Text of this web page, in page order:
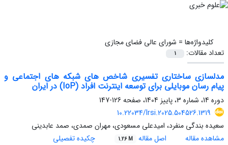
کلیدواژه‌ها = شورای عالی فضای مجازی
تعداد مقالات:
1
مدلسازی ساختاری تفسیری شاخص های شبکه های اجتماعی و
پیام رسان موبایلی برای توسعه اینترنت افراد (IoP) در ایران
دوره 14، شماره 3، پاییز 1404، صفحه
126-147
10.22034/lrsi.2025.504526.1319
سعیده بندگی منفرد، امیدعلی مسعودی، مهران صمدی، صمد عابدینی
مشاهده مقاله
اصل مقاله 1.26 M چکیده تفصیلی